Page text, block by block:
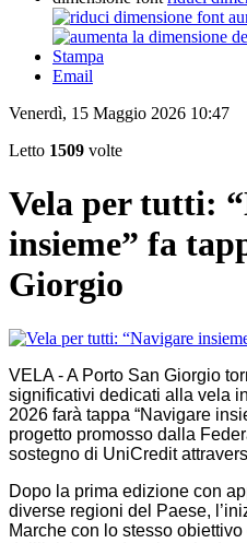
Stampa
Email
Venerdì, 15 Maggio 2026 10:47
Letto 1509 volte
Vela per tutti:
insieme” fa
Giorgio
VELA - A Porto San Giorgio
significativi dedicati alla vela
2026 farà tappa “Navigare
progetto promosso dalla
sostegno di UniCredit
Dopo la prima edizione con
diverse regioni del Paese,
Marche con lo stesso